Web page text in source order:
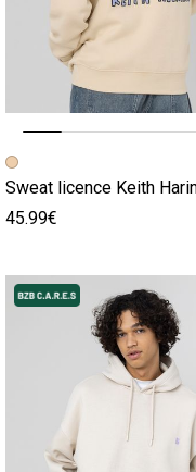
Image précédente
Image suivante
45.99€